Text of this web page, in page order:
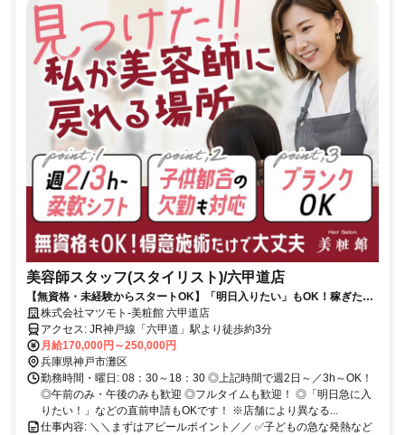
美容師スタッフ(スタイリスト)/六甲道店
【無資格・未経験からスタートOK】「明日入りたい」もOK！稼ぎたい
時にガッツリ稼げる◎子育て後のシフト増も大歓迎／週2～OK！
株式会社マツモト-美粧館 六甲道店
アクセス: JR神戸線「六甲道」駅より徒歩約3分
月給170,000円～250,000円
兵庫県神戸市灘区
勤務時間・曜日: 08：30～18：30 ◎上記時間で週2日～／3h～OK！
◎午前のみ・午後のみも歓迎 ◎フルタイムも歓迎！ ◎「明日急に入
りたい！」などの直前申請もOKです！ ※店舗により異なる...
仕事内容: ＼＼まずはアピールポイント／／ ✅子どもの急な発熱など